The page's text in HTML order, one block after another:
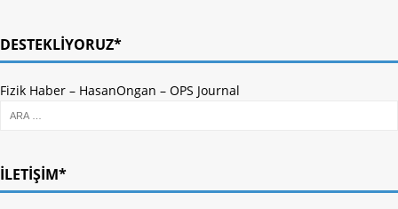
DESTEKLIYORUZ*
Fizik Haber – HasanOngan – OPS Journal
İLETIŞIM*